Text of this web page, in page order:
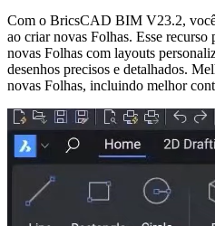
Com o BricsCAD BIM V23.2, você
ao criar novas Folhas. Esse
novas Folhas com layouts
desenhos precisos e detalhados.
novas Folhas, incluindo melhor